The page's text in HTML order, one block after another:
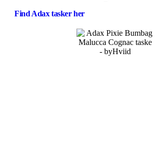
Find Adax tasker her